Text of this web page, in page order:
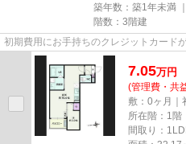
築年数：築1年未満
階数：3階建
初期費用にお手持ちのクレジットカード
7.05万円
(管理費・共
敷：0ヶ月｜
所在階：1階
間取り：